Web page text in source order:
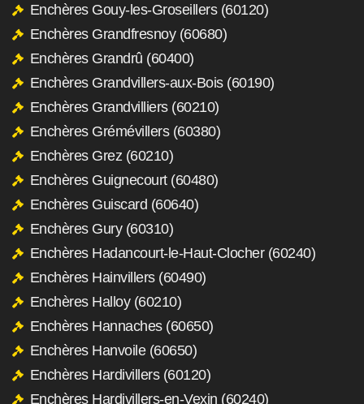
Enchères Gouy-les-Groseillers (60120)
Enchères Grandfresnoy (60680)
Enchères Grandrû (60400)
Enchères Grandvillers-aux-Bois (60190)
Enchères Grandvilliers (60210)
Enchères Grémévillers (60380)
Enchères Grez (60210)
Enchères Guignecourt (60480)
Enchères Guiscard (60640)
Enchères Gury (60310)
Enchères Hadancourt-le-Haut-Clocher (60240)
Enchères Hainvillers (60490)
Enchères Halloy (60210)
Enchères Hannaches (60650)
Enchères Hanvoile (60650)
Enchères Hardivillers (60120)
Enchères Hardivillers-en-Vexin (60240)